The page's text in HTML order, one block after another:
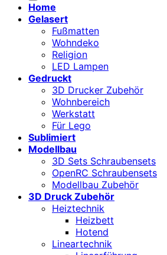
Home
Gelasert
Fußmatten
Wohndeko
Religion
LED Lampen
Gedruckt
3D Drucker Zubehör
Wohnbereich
Werkstatt
Für Lego
Sublimiert
Modellbau
3D Sets Schraubensets
OpenRC Schraubensets
Modellbau Zubehör
3D Druck Zubehör
Heiztechnik
Heizbett
Hotend
Lineartechnik